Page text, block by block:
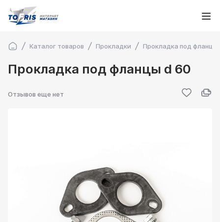
Каталог товаров Прокладки Прокладка под фланцы
Прокладка под фланцы d 60
Отзывов еще нет